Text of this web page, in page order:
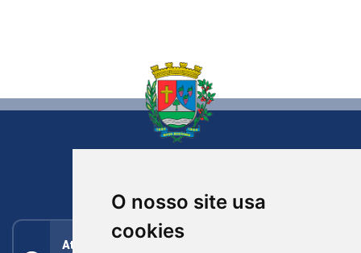
O nosso site usa
cookies
Atendimento